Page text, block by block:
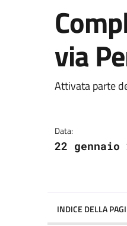
via
Attivata parte
Data:
22 gennaio
INDICE DELLA